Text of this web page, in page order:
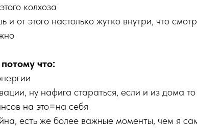
колхоза
и от этого настолько жутко внутри, что
что:
ну нафига стараться, если и из дома
на это=на себя
есть же более важные моменты, чем я